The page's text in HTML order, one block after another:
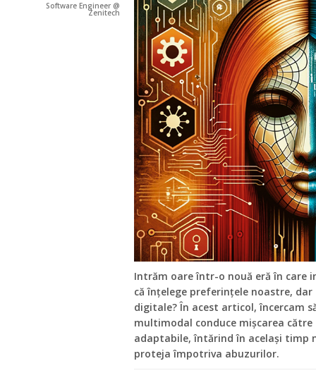
Software Engineer @
Zenitech
Intrăm oare într-o nouă eră în care
că înțelege preferințele noastre,
digitale? În acest articol, încercam
multimodal conduce mișcarea
adaptabile, întărind în același timp
proteja împotriva abuzurilor.